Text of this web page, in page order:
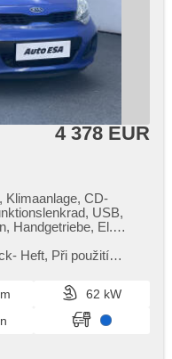
4 378 EUR
Klimaanlage, CD-
USB,
Handgetriebe, El.
Stabilitätsprogramm
Heft,​ Při použití
62 kW